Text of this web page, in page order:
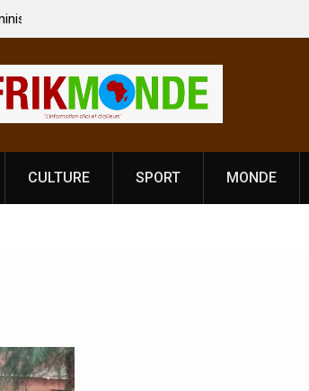
Côte d’Ivoire, l’opérateur culturel Soldat
prononce
CULTURE SPORT MONDE